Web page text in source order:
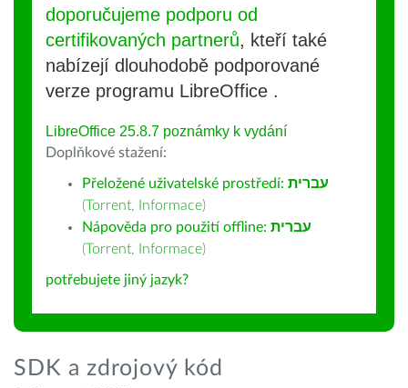
doporučujeme podporu od
certifikovaných partnerů, kteří také
nabízejí dlouhodobě podporované
verze programu LibreOffice .
LibreOffice 25.8.7 poznámky k vydání
Doplňkové stažení:
Přeložené uživatelské prostředí: עברית
(Torrent, Informace)
Nápověda pro použití offline: עברית
(Torrent, Informace)
potřebujete jiný jazyk?
SDK a zdrojový kód